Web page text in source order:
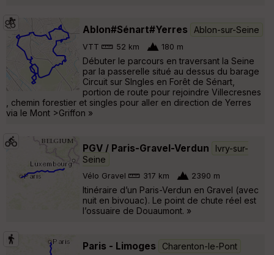
Ablon#Sénart#Yerres Ablon-sur-Seine
VTT 52 km 180 m
Débuter le parcours en traversant la Seine
par la passerelle situé au dessus du barage
Circuit sur SIngles en Forêt de Sénart,
portion de route pour rejoindre Villecresnes
, chemin forestier et singles pour aller en direction de Yerres
via le Mont >Griffon »
PGV / Paris-Gravel-Verdun
Ivry-sur-
Seine
Vélo Gravel 317 km 2390 m
Itinéraire d’un Paris-Verdun en Gravel (avec
nuit en bivouac). Le point de chute réel est
l’ossuaire de Douaumont. »
Paris - Limoges Charenton-le-Pont